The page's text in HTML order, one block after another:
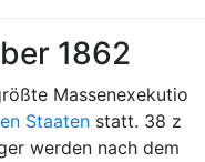
1862
Massenexekutio
Staaten statt. 38 z
werden nach dem